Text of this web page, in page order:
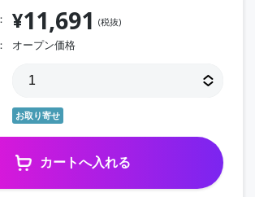
¥11,691 (税抜)
オープン価格
お取り寄せ
カートへ入れる